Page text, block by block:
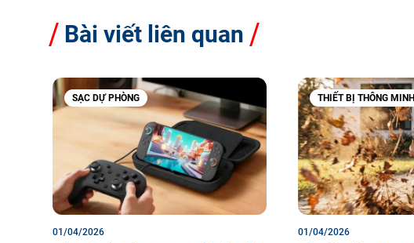
Bài viết liên quan
SẠC DỰ PHÒNG
01/04/2026
THIẾT BỊ THÔNG MINH
01/04/2026